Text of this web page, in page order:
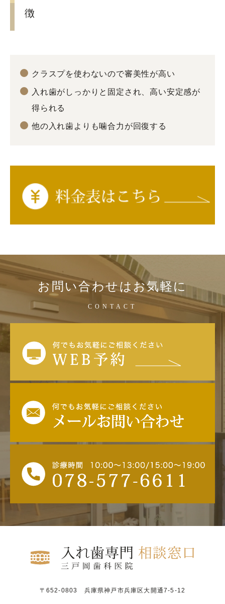
徴
クラスプを使わないので審美性が高い
入れ歯がしっかりと固定され、高い安定感が
得られる
他の入れ歯よりも噛合力が回復する
お問い合わせはお気軽に
CONTACT
〒652-0803 兵庫県神戸市兵庫区大開通7-5-12